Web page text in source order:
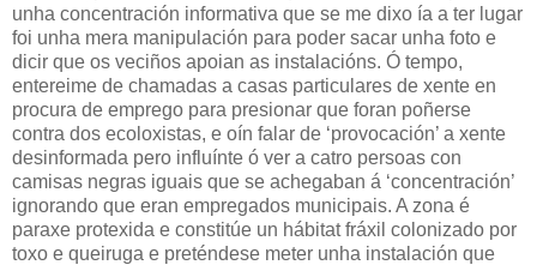
unha concentración informativa que se me dixo ía a ter lugar
foi unha mera manipulación para poder sacar unha foto e
dicir que os veciños apoian as instalacións. Ó tempo,
entereime de chamadas a casas particulares de xente en
procura de emprego para presionar que foran poñerse
contra dos ecoloxistas, e oín falar de ‘provocación’ a xente
desinformada pero influínte ó ver a catro persoas con
camisas negras iguais que se achegaban á ‘concentración’
ignorando que eran empregados municipais. A zona é
paraxe protexida e constitúe un hábitat fráxil colonizado por
toxo e queiruga e preténdese meter unha instalación que